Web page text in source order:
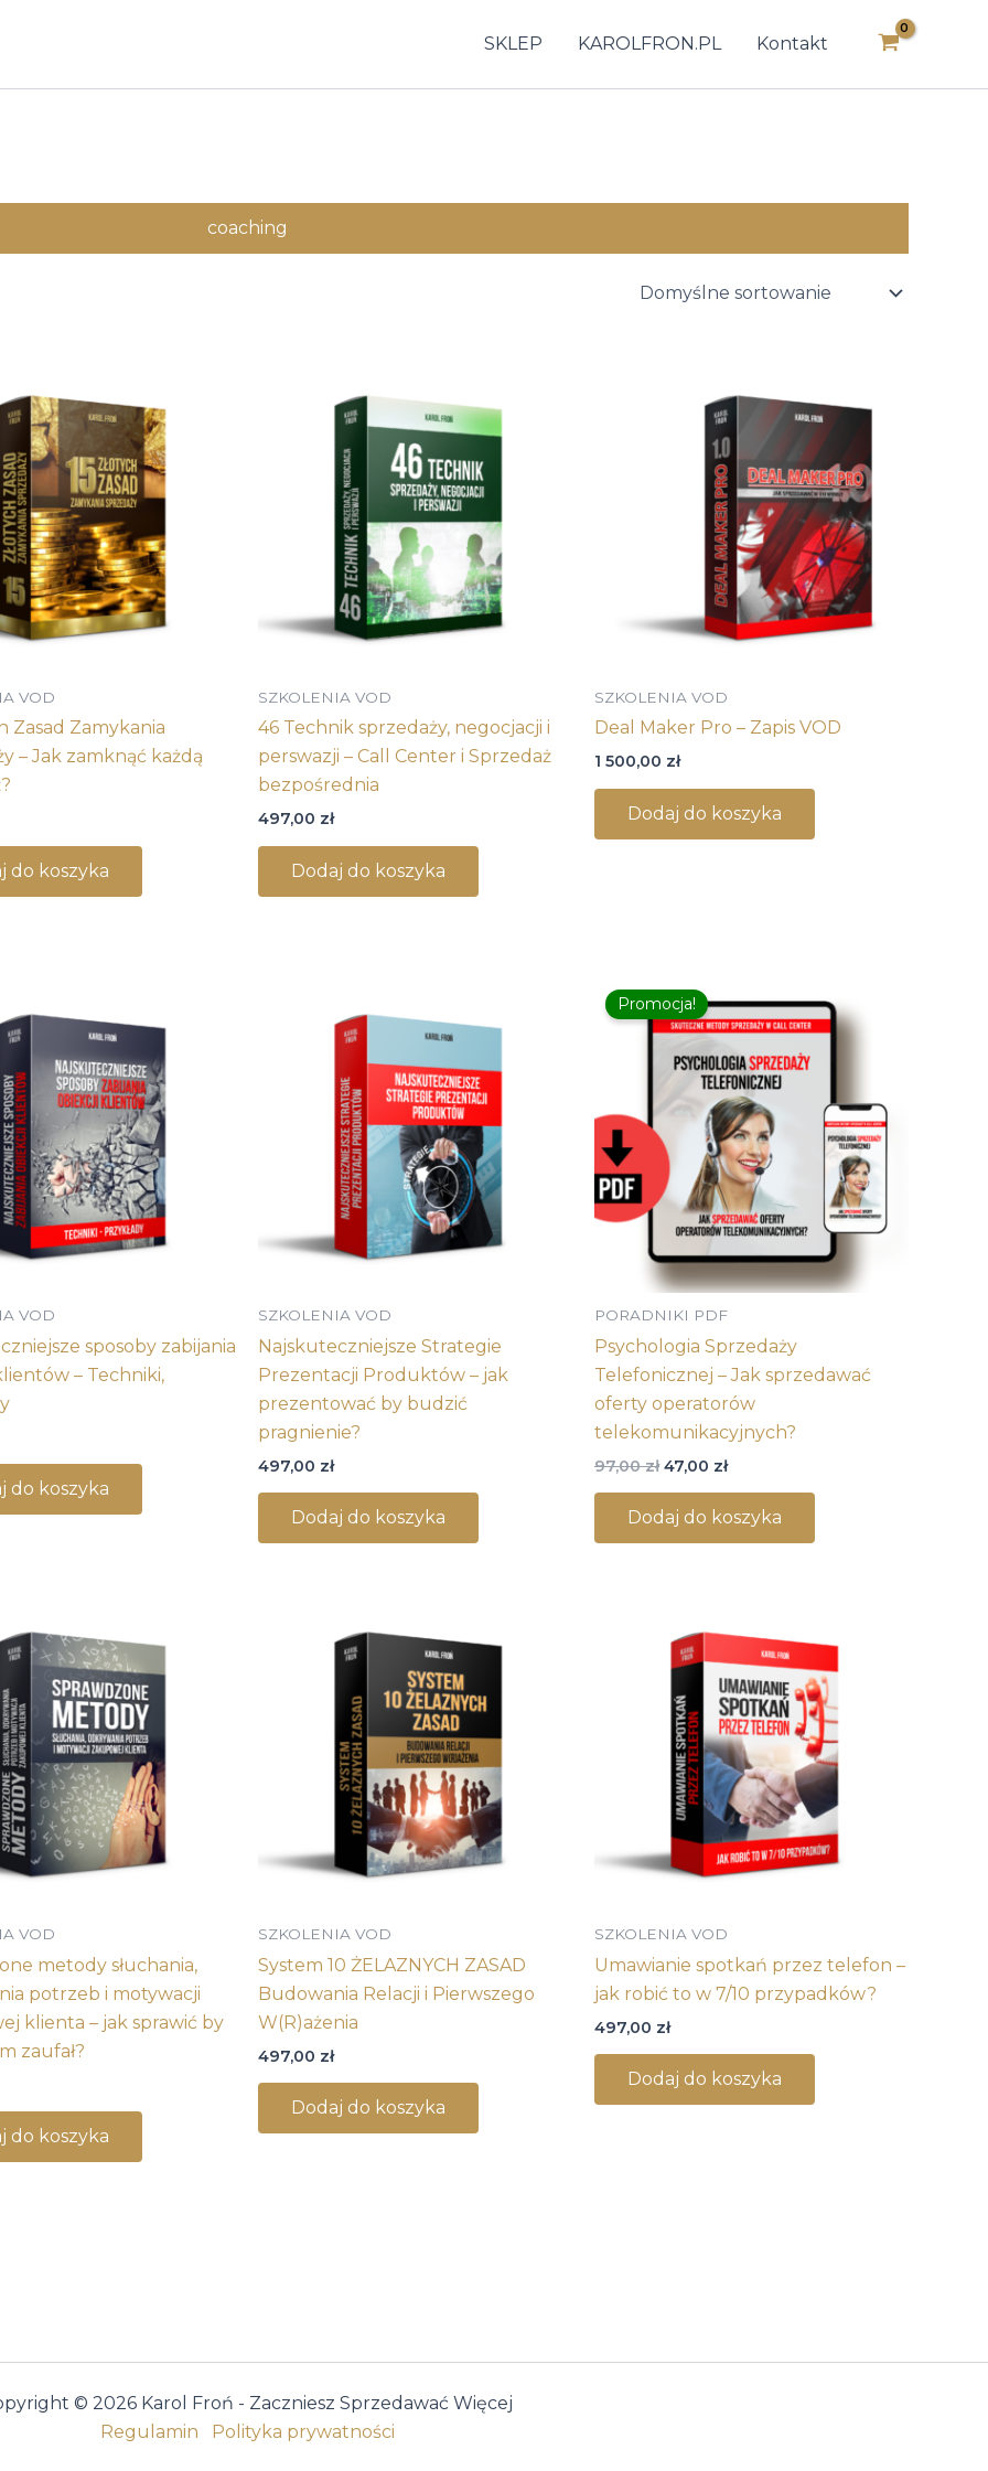
SKLEP KAROLFRON.PL Kontakt
coaching
VOD
Zasad Zamykania
– Jak zamknąć każdą
do koszyka
SZKOLENIA VOD
46 Technik sprzedaży, negocjacji i
perswazji – Call Center i Sprzedaż
bezpośrednia
497,00 zł
Dodaj do koszyka
SZKOLENIA VOD
Deal Maker Pro – Zapis VOD
1 500,00 zł
Dodaj do koszyka
VOD
sposoby zabijania
– Techniki,
do koszyka
SZKOLENIA VOD
Najskuteczniejsze Strategie
Prezentacji Produktów – jak
prezentować by budzić
pragnienie?
497,00 zł
Dodaj do koszyka
Promocja!
PORADNIKI PDF
Psychologia Sprzedaży
Telefonicznej – Jak sprzedawać
oferty operatorów
telekomunikacyjnych?
97,00zł
Pierwotna
cena
wynosiła:
47,00 zł
cena
wynosi:
Dodaj do koszyka
VOD
metody słuchania,
potrzeb i motywacji
klienta – jak sprawić by
zaufał?
do koszyka
SZKOLENIA VOD
System 10 ŻELAZNYCH ZASAD
Budowania Relacji i Pierwszego
W(R)ażenia
497,00 zł
Dodaj do koszyka
SZKOLENIA VOD
Umawianie spotkań przez telefon –
jak robić to w 7/10 przypadków?
497,00 zł
Dodaj do koszyka
© 2026 Karol Froń - Zaczniesz Sprzedawać Więcej
Regulamin
Polityka prywatności